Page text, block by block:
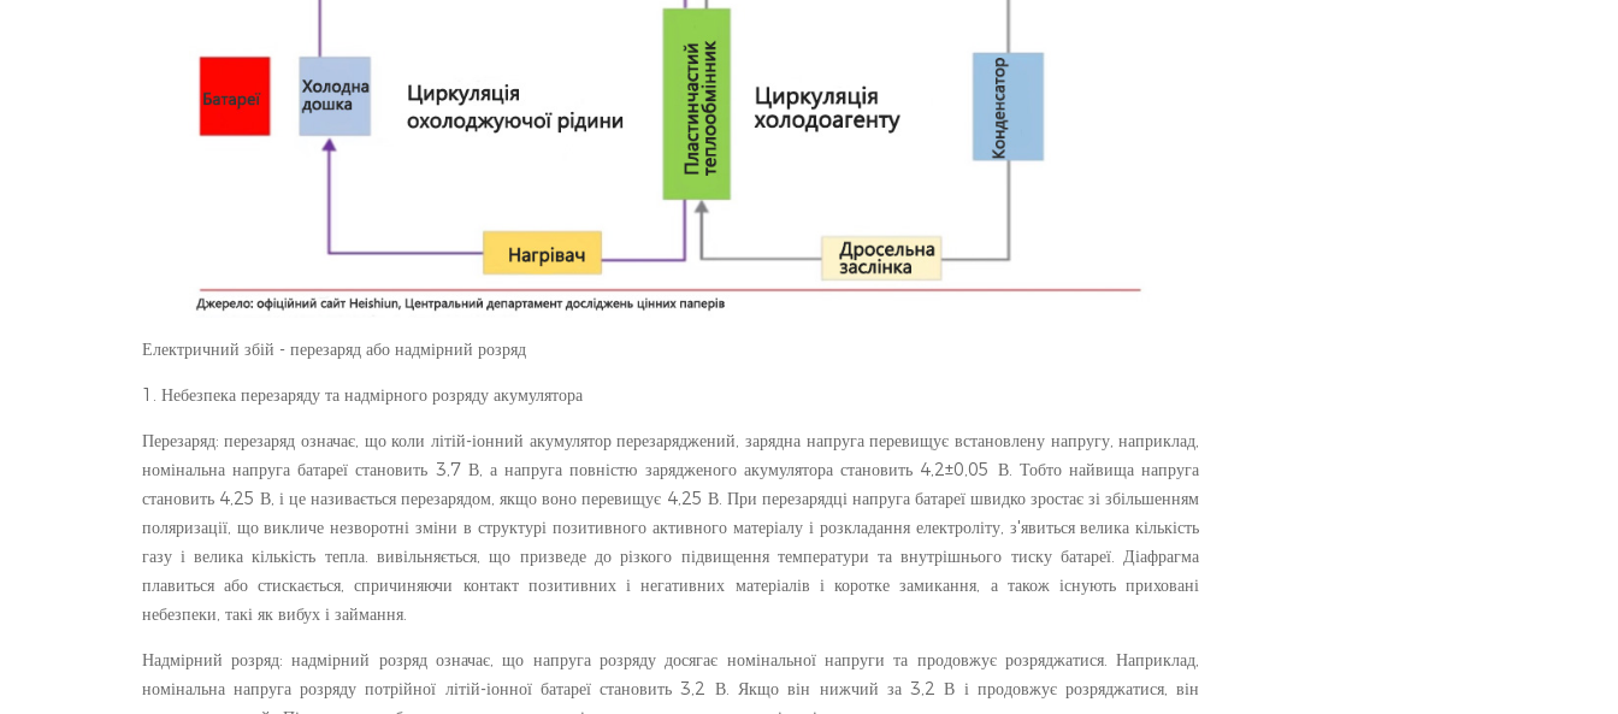
Електричний збій - перезаряд або надмірний розряд
1. Небезпека перезаряду та надмірного розряду акумулятора
Перезаряд: перезаряд означає, що коли літій-іонний акумулятор перезаряджений, зарядна напруга перевищує встановлену напругу, наприклад,
номінальна напруга батареї становить 3,7 В, а напруга повністю зарядженого акумулятора становить 4,2±0,05 В. Тобто найвища напруга
становить 4,25 В, і це називається перезарядом, якщо воно перевищує 4,25 В. При перезарядці напруга батареї швидко зростає зі збільшенням
поляризації, що викличе незворотні зміни в структурі позитивного активного матеріалу і розкладання електроліту, з'явиться велика кількість
газу і велика кількість тепла. вивільняється, що призведе до різкого підвищення температури та внутрішнього тиску батареї. Діафрагма
плавиться або стискається, спричиняючи контакт позитивних і негативних матеріалів і коротке замикання, а також існують приховані
небезпеки, такі як вибух і займання.
Надмірний розряд: надмірний розряд означає, що напруга розряду досягає номінальної напруги та продовжує розряджатися. Наприклад,
номінальна напруга розряду потрійної літій-іонної батареї становить 3,2 В. Якщо він нижчий за 3,2 В і продовжує розряджатися, він